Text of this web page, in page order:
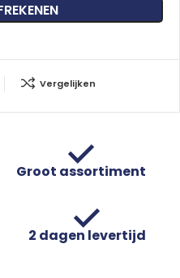
Vergelijken
Groot assortiment
2 dagen levertijd